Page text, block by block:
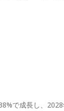
で成長し、